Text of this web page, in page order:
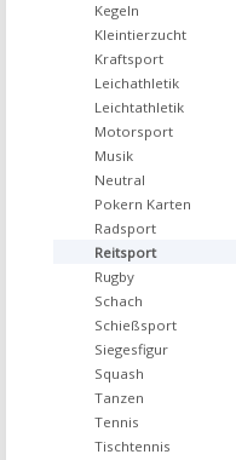
Kegeln
Kleintierzucht
Kraftsport
Leichathletik
Leichtathletik
Motorsport
Musik
Neutral
Pokern Karten
Radsport
Reitsport
Rugby
Schach
Schießsport
Siegesfigur
Squash
Tanzen
Tennis
Tischtennis